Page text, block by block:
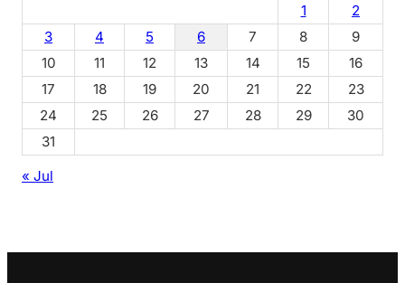
1
2
3
4 5 6 7 8
9
10
11 12 13 14 15
16
17
18 19 20 21 22
23
24
25 26 27 28 29
30
31
« Jul